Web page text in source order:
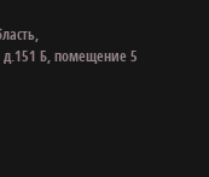
д.151 Б, помещение 5